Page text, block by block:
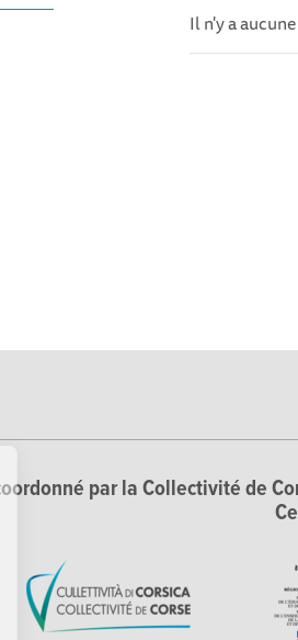
notre
le site
widgets).
Il n'y a
par la Collectivité de